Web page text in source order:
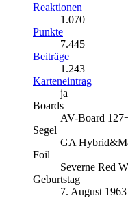
Reaktionen
1.070
Punkte
7.445
Beiträge
1.243
Karteneintrag
ja
Boards
AV-Board
Segel
GA
Foil
Severne Red
Geburtstag
7. August